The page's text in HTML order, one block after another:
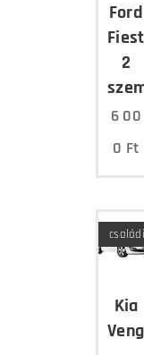
Ford
Fiesta
2
6 00
0 Ft
Kia
Venga
családi